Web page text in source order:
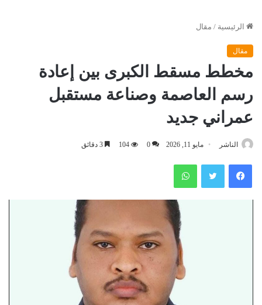
الرئيسية / مقال
مقال
مخطط مسقط الكبرى بين إعادة
رسم العاصمة وصناعة مستقبل
عمراني جديد
الناشر مايو 11, 2026 0
104
فيسبوك تويتر واتساب